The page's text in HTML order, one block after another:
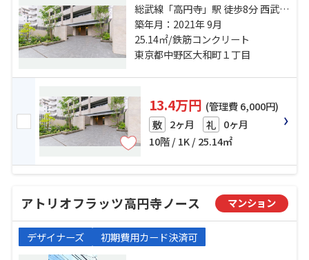
総武線「高円寺」駅 徒歩8分 西武新
宿線「野方」駅 徒歩17分 丸ノ内線
「新高円寺」駅 徒歩20分
築年月：2021年 9月
25.14㎡/鉄筋コンクリート
東京都中野区大和町１丁目
13.4万円 (管理費 6,000円)
敷 2ヶ月 礼 0ヶ月
10階 / 1K / 25.14㎡
アトリオフラッツ高円寺ノース マンション
デザイナーズ 初期費用カード決済可